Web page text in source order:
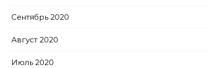
Сентябрь 2020
Август 2020
Июль 2020